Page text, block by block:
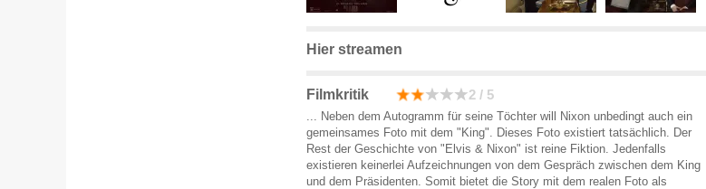
Hier streamen
Filmkritik 2 / 5
... Neben dem Autogramm für seine Töchter will Nixon unbedingt auch ein
gemeinsames Foto mit dem "King". Dieses Foto existiert tatsächlich. Der
Rest der Geschichte von "Elvis & Nixon" ist reine Fiktion. Jedenfalls
existieren keinerlei Aufzeichnungen von dem Gespräch zwischen dem King
und dem Präsidenten. Somit bietet die Story mit dem realen Foto als